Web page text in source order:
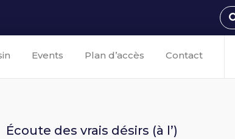
Events Plan d’accès Contact
Écoute des vrais désirs (à l’)